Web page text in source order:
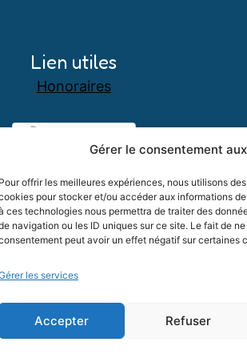
Gérer le consentement
Pour offrir les meilleures expériences, nous utilisons
pour stocker et/ou accéder aux informations
ces technologies nous permettra de traiter des
navigation ou les ID uniques sur ce site. Le fait de
peut avoir un effet négatif sur certaines
les services
Accepter Refuser
Lien utiles
Honoraires